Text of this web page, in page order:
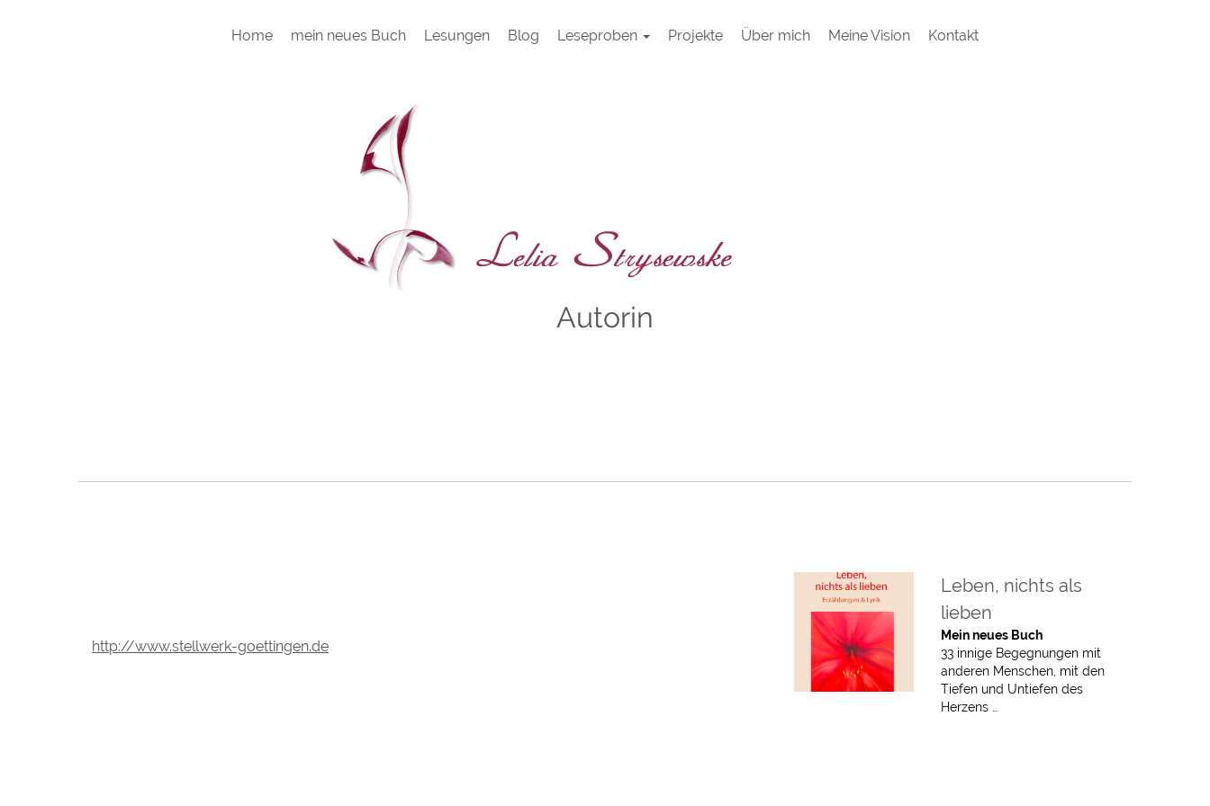
Home mein neues Buch Lesungen Blog Leseproben Projekte Über mich Meine Vision Kontakt
Autorin
http://www.stellwerk-goettingen.de
Leben, nichts als
lieben
Mein neues Buch
33 innige Begegnungen mit
anderen Menschen, mit den
Tiefen und Untiefen des
Herzens …